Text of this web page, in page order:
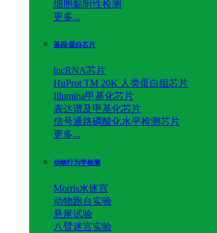
细胞黏附性检测
更多...
基因/蛋白芯片
lncRNA芯片
HuProt TM 20K 人类蛋白组芯片
Illumina甲基化芯片
表达谱及甲基化芯片
信号通路磷酸化水平检测芯片
更多...
动物行为学检测
Morris水迷宫
动物跑台实验
悬尾试验
八臂迷宫实验